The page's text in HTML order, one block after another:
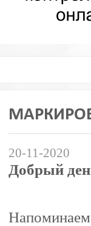
20-11-2020
Добрый